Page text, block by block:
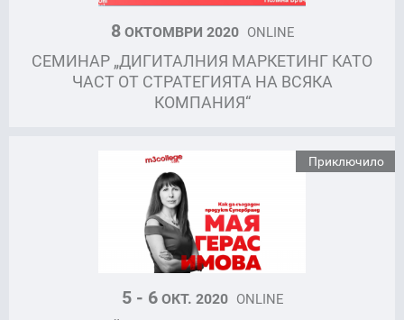
8ОКТОМВРИ 2020 ONLINE
СЕМИНАР „ДИГИТАЛНИЯ МАРКЕТИНГ КАТО
ЧАСТ ОТ СТРАТЕГИЯТА НА ВСЯКА
КОМПАНИЯ“
Приключило
5 - 6ОКТ. 2020 ONLINE